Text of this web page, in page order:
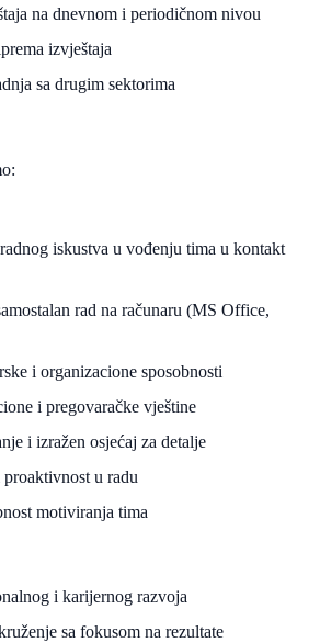
na dnevnom i periodičnom nivou
izvještaja
sa drugim sektorima
iskustva u vođenju tima u kontakt
rad na računaru (MS Office,
i organizacione sposobnosti
i pregovaračke vještine
i izražen osjećaj za detalje
u radu
motiviranja tima
i karijernog razvoja
sa fokusom na rezultate